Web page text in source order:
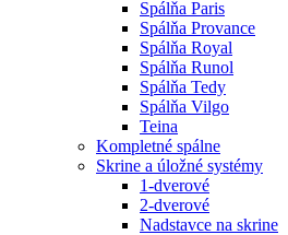
Spálňa Paris
Spálňa Provance
Spálňa Royal
Spálňa Runol
Spálňa Tedy
Spálňa Vilgo
Teina
Kompletné spálne
Skrine a úložné systémy
1-dverové
2-dverové
Nadstavce na skrine